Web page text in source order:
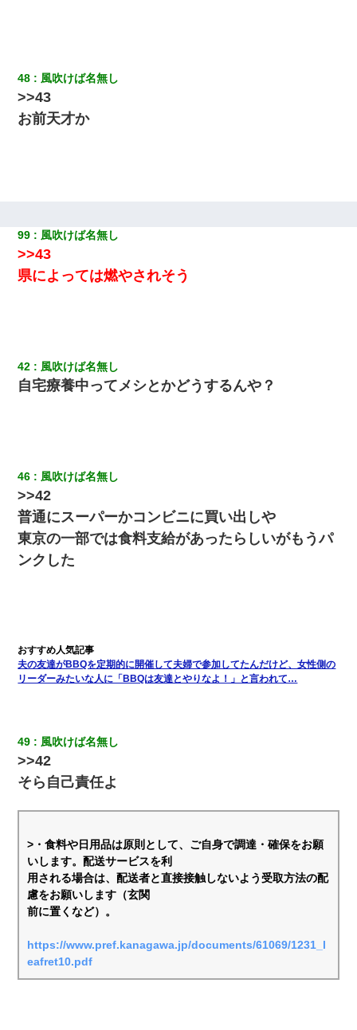
48 風吹けば名無し
>>43
お前天才か
99 風吹けば名無し
>>43
県によっては燃やされそう
42 風吹けば名無し
自宅療養中ってメシとかどうするんや？
46 風吹けば名無し
>>42
普通にスーパーかコンビニに買い出しや
東京の一部では食料支給があったらしいがもうパ
ンクした
夫の友達がBBQを定期的に開催して夫婦で参加してたんだけど、女性側の
リーダーみたいな人に「BBQは友達とやりなよ！」と言われて…
49 風吹けば名無し
>>42
そら自己責任よ
>・食料や日用品は原則として、ご自身で調達・確保をお願
いします。配送サービスを利
用される場合は、配送者と直接接触しないよう受取方法の配
慮をお願いします（玄関
前に置くなど）。
https://www.pref.kanagawa.jp/documents/61069/1231_l
eafret10.pdf